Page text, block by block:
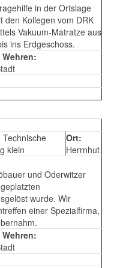
in der Ortslage
den Kollegen vom DRK
Vakuum-Matratze aus
ins Erdgeschoss.
Technische
klein
Ort:
Herrnhut
und Oderwitzer
wurde. Wir
einer Spezialfirma,